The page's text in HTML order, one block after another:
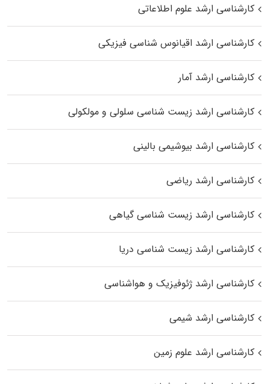
کارشناسی ارشد علوم اطلاعاتی
کارشناسی ارشد اقیانوس‌ شناسی فیزیکی
کارشناسی ارشد آمار
کارشناسی ارشد زیست شناسی سلولی و مولکولی
کارشناسی ارشد بیوشیمی بالینی
کارشناسی ارشد ریاضی
کارشناسی ارشد زیست‌ شناسی گیاهی
کارشناسی ارشد زیست‌ شناسی دریا
کارشناسی ارشد ژئوفیزیک و هواشناسی
کارشناسی ارشد شیمی
کارشناسی ارشد علوم زمین